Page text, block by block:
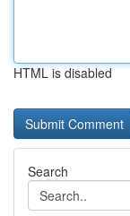
HTML is disabled
Search